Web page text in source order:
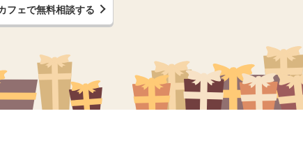
フェで無料相談する